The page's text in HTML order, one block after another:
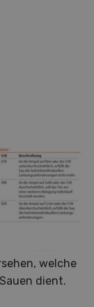
welche
dient.